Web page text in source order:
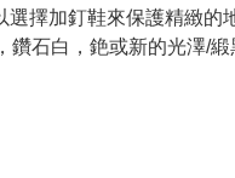
擇加釘鞋來保護精緻
石白，銫或新的光澤/